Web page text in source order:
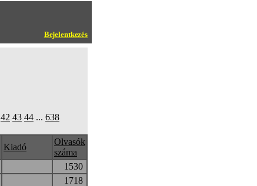
Bejelentkezés
42 43 44 ... 638
Kiadó
Olvasók
száma
1530
1718